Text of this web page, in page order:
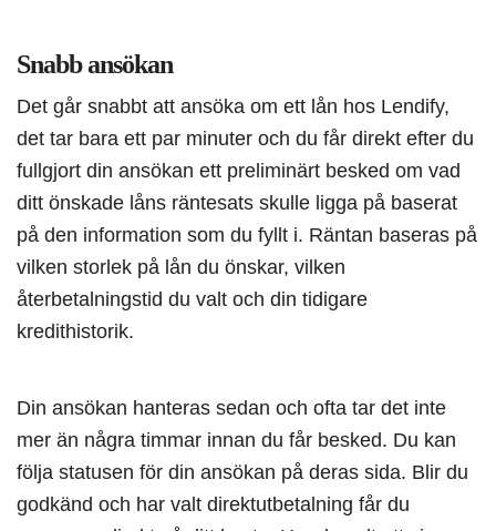
Snabb ansökan
Det går snabbt att ansöka om ett lån hos Lendify,
det tar bara ett par minuter och du får direkt efter du
fullgjort din ansökan ett preliminärt besked om vad
ditt önskade låns räntesats skulle ligga på baserat
på den information som du fyllt i. Räntan baseras på
vilken storlek på lån du önskar, vilken
återbetalningstid du valt och din tidigare
kredithistorik.
Din ansökan hanteras sedan och ofta tar det inte
mer än några timmar innan du får besked. Du kan
följa statusen för din ansökan på deras sida. Blir du
godkänd och har valt direktutbetalning får du